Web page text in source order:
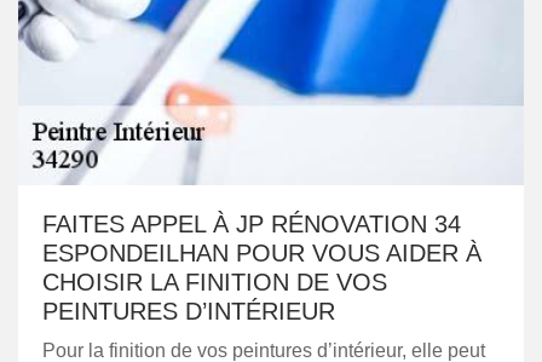
FAITES APPEL À JP RÉNOVATION 34
ESPONDEILHAN POUR VOUS AIDER À
CHOISIR LA FINITION DE VOS
PEINTURES D’INTÉRIEUR
Pour la finition de vos peintures d’intérieur, elle peut